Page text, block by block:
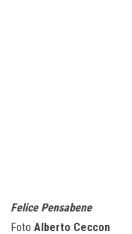
Felice Pensabene
Foto Alberto Ceccon